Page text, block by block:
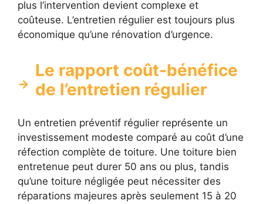
plus l’intervention devient complexe et
coûteuse. L’entretien régulier est toujours plus
économique qu’une rénovation d’urgence.
Le rapport coût-bénéfice
de l’entretien régulier
Un entretien préventif régulier représente un
investissement modeste comparé au coût d’une
réfection complète de toiture. Une toiture bien
entretenue peut durer 50 ans ou plus, tandis
qu’une toiture négligée peut nécessiter des
réparations majeures après seulement 15 à 20